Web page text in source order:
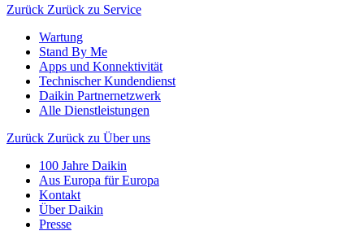
Zurück Zurück zu Service
Wartung
Stand By Me
Apps und Konnektivität
Technischer Kundendienst
Daikin Partnernetzwerk
Alle Dienstleistungen
Zurück Zurück zu Über uns
100 Jahre Daikin
Aus Europa für Europa
Kontakt
Über Daikin
Presse